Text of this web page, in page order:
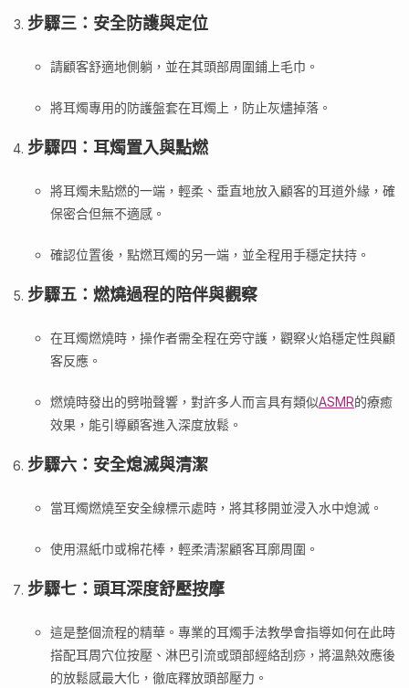
步驟三：安全防護與定位
請顧客舒適地側躺，並在其頭部周圍鋪上毛巾。
將耳燭專用的防護盤套在耳燭上，防止灰燼掉落。
步驟四：耳燭置入與點燃
將耳燭未點燃的一端，輕柔、垂直地放入顧客的耳道外緣，確
保密合但無不適感。
確認位置後，點燃耳燭的另一端，並全程用手穩定扶持。
步驟五：燃燒過程的陪伴與觀察
在耳燭燃燒時，操作者需全程在旁守護，觀察火焰穩定性與顧
客反應。
燃燒時發出的劈啪聲響，對許多人而言具有類似ASMR的療癒
效果，能引導顧客進入深度放鬆。
步驟六：安全熄滅與清潔
當耳燭燃燒至安全線標示處時，將其移開並浸入水中熄滅。
使用濕紙巾或棉花棒，輕柔清潔顧客耳廓周圍。
步驟七：頭耳深度舒壓按摩
這是整個流程的精華。專業的耳燭手法教學會指導如何在此時
搭配耳周穴位按壓、淋巴引流或頭部經絡刮痧，將溫熱效應後
的放鬆感最大化，徹底釋放頭部壓力。